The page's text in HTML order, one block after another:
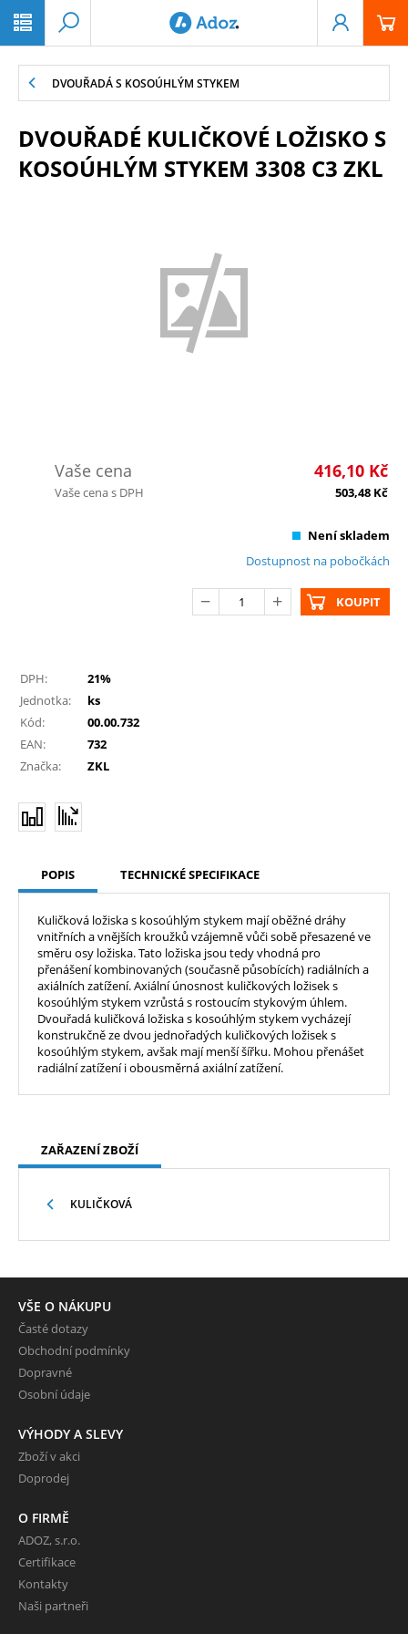
DVOUŘADÁ S KOSOÚHLÝM STYKEM
DVOUŘADÉ KULIČKOVÉ LOŽISKO S
KOSOÚHLÝM STYKEM 3308 C3 ZKL
Vaše cena 416,10 Kč
Vaše cena s DPH 503,48 Kč
Není skladem
Dostupnost na pobočkách
KOUPIT
DPH:
21%
Jednotka:
ks
Kód:
00.00.732
EAN:
732
Značka:
ZKL
POPIS TECHNICKÉ SPECIFIKACE
Kuličková ložiska s kosoúhlým stykem mají oběžné dráhy
vnitřních a vnějších kroužků vzájemně vůči sobě přesazené ve
směru osy ložiska. Tato ložiska jsou tedy vhodná pro
přenášení kombinovaných (současně působících) radiálních a
axiálních zatížení. Axiální únosnost kuličkových ložisek s
kosoúhlým stykem vzrůstá s rostoucím stykovým úhlem.
Dvouřadá kuličková ložiska s kosoúhlým stykem vycházejí
konstrukčně ze dvou jednořadých kuličkových ložisek s
kosoúhlým stykem, avšak mají menší šířku. Mohou přenášet
radiální zatížení i obousměrná axiální zatížení.
ZAŘAZENÍ ZBOŽÍ
KULIČKOVÁ
VŠE O NÁKUPU
Časté dotazy
Obchodní podmínky
Dopravné
Osobní údaje
VÝHODY A SLEVY
Zboží v akci
Doprodej
O FIRMĚ
ADOZ, s.r.o.
Certifikace
Kontakty
Naši partneři